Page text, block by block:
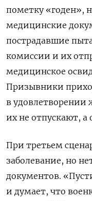
пометку «годен»,
медицинские
пострадавшие
комиссии и их
медицинское
Призывники
в удовлетворении
их не отпускают, а
При третьем
заболевание, но
документов.
и думает, что